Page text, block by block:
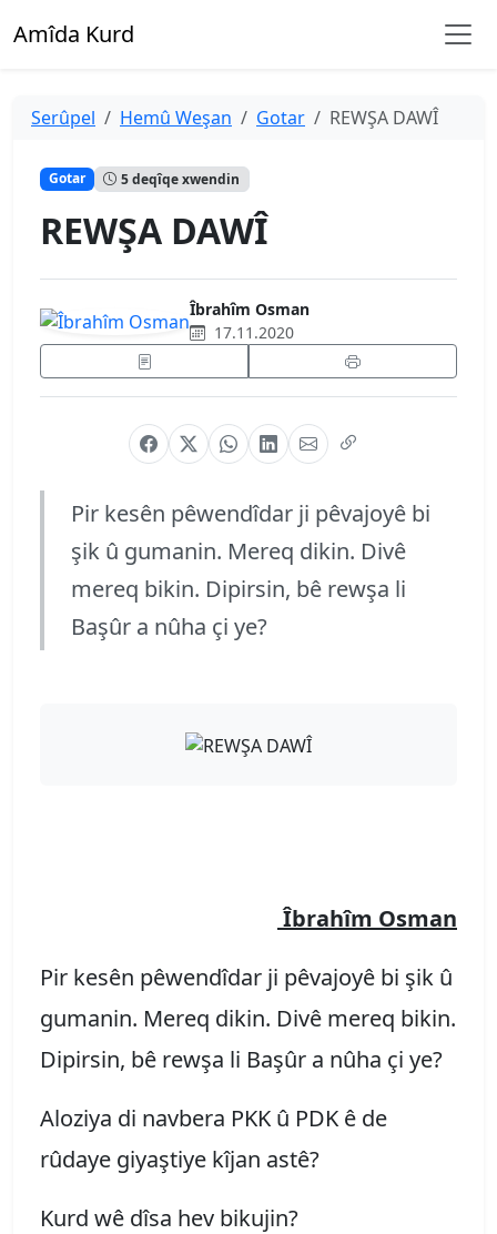
Amîda Kurd
Serûpel Hemû Weşan Gotar REWŞA DAWÎ
Gotar 5 deqîqe xwendin
REWŞA DAWÎ
Îbrahîm Osman
17.11.2020
Pir kesên pêwendîdar ji pêvajoyê bi
şik û gumanin. Mereq dikin. Divê
mereq bikin. Dipirsin, bê rewşa li
Başûr a nûha çi ye?
Îbrahîm Osman
Pir kesên pêwendîdar ji pêvajoyê bi şik û
gumanin. Mereq dikin. Divê mereq bikin.
Dipirsin, bê rewşa li Başûr a nûha çi ye?
Aloziya di navbera PKK û PDK ê de
rûdaye giyaştiye kîjan astê?
Kurd wê dîsa hev bikujin?